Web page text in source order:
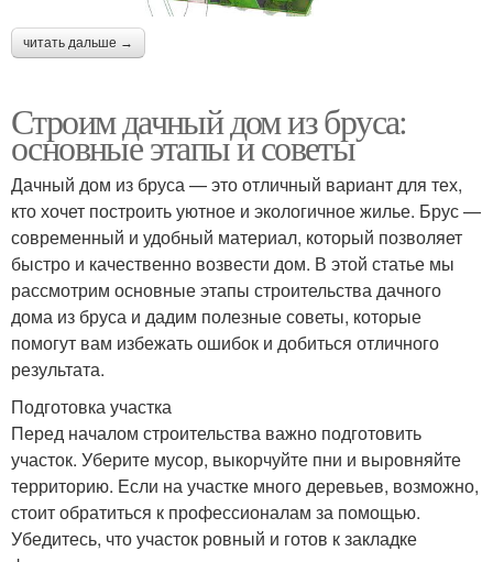
читать дальше →
Строим дачный дом из бруса:
основные этапы и советы
Дачный дом из бруса — это отличный вариант для тех,
кто хочет построить уютное и экологичное жилье. Брус —
современный и удобный материал, который позволяет
быстро и качественно возвести дом. В этой статье мы
рассмотрим основные этапы строительства дачного
дома из бруса и дадим полезные советы, которые
помогут вам избежать ошибок и добиться отличного
результата.
Подготовка участка
Перед началом строительства важно подготовить
участок. Уберите мусор, выкорчуйте пни и выровняйте
территорию. Если на участке много деревьев, возможно,
стоит обратиться к профессионалам за помощью.
Убедитесь, что участок ровный и готов к закладке